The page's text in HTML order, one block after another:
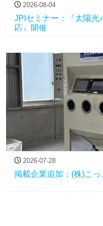
2026-08-04
JPIセミナー：『太陽光
応』開催
2026-07-28
掲載企業追加：(株)こっ